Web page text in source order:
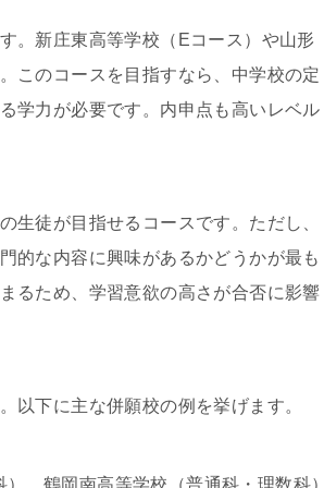
。新庄東高等学校（Eコース）や山形
このコースを目指すなら、中学校の定
学力が必要です。内申点も高いレベル
生徒が目指せるコースです。ただし、
的な内容に興味があるかどうかが最も
るため、学習意欲の高さが合否に影響
以下に主な併願校の例を挙げます。
、鶴岡南高等学校（普通科・理数科